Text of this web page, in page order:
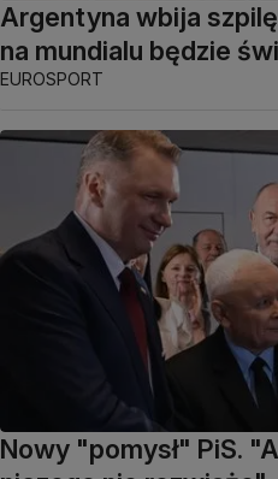
Argentyna wbija
na mundialu będzie
EUROSPORT
Nowy "pomysł" PiS.